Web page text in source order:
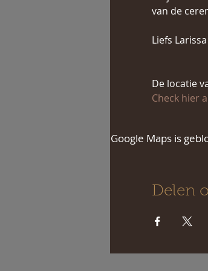
van de
Liefs Larissa
De locatie
Check hier
Google Maps is
Delen